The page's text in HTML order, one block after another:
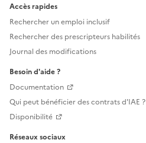
Accès rapides
Rechercher un emploi inclusif
Rechercher des prescripteurs habilités
Journal des modifications
Besoin d'aide ?
Documentation
Qui peut bénéficier des contrats d'IAE ?
Disponibilité
Réseaux sociaux